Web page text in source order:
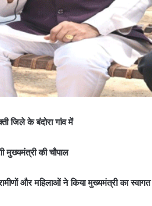
जिले के बंदोरा गांव में
मुख्यमंत्री की चौपाल
और महिलाओं ने किया मुख्यमंत्री का स्वागत